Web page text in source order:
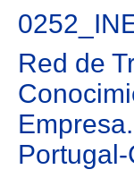
Red de